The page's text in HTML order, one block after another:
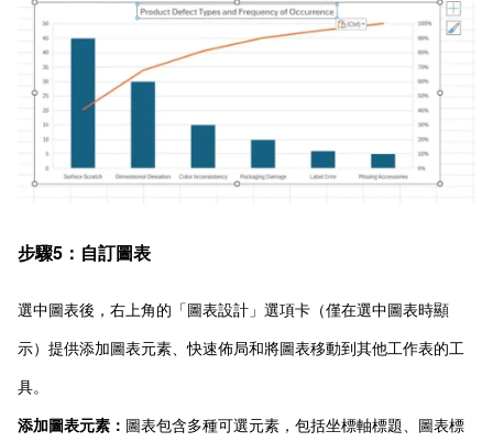
步驟5：自訂圖表
選中圖表後，右上角的「圖表設計」選項卡（僅在選中圖表時顯
示）提供添加圖表元素、快速佈局和將圖表移動到其他工作表的工
具。
添加圖表元素： 圖表包含多種可選元素，包括坐標軸標題、圖表標